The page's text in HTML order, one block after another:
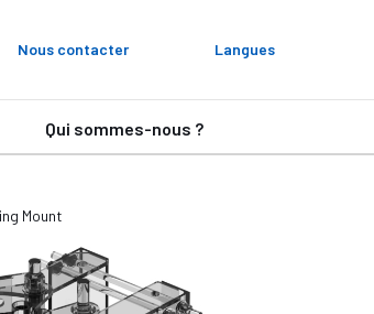
Nous contacter Langues
Qui sommes-nous ?
Mount